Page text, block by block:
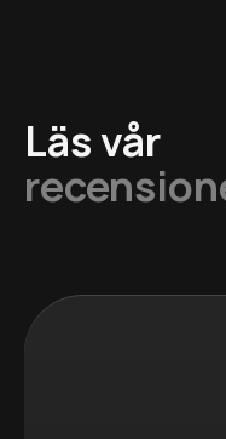
Läs vår